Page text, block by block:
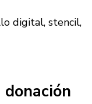
digital, stencil,